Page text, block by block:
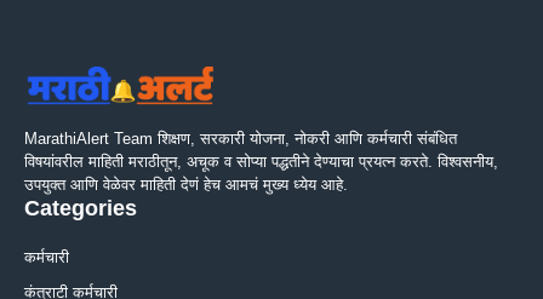
MarathiAlert Team शिक्षण, सरकारी योजना, नोकरी आणि कर्मचारी संबंधित
विषयांवरील माहिती मराठीतून, अचूक व सोप्या पद्धतीने देण्याचा प्रयत्न करते. विश्वसनीय,
उपयुक्त आणि वेळेवर माहिती देणं हेच आमचं मुख्य ध्येय आहे.
Categories
कर्मचारी
कंत्राटी कर्मचारी